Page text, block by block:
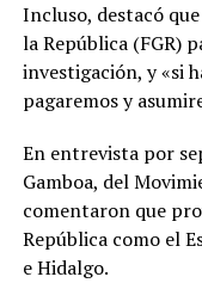
Incluso, destacó
la República (FGR)
investigación, y «si
pagaremos y
En entrevista por
Gamboa, del
comentaron que
República como el
e Hidalgo.